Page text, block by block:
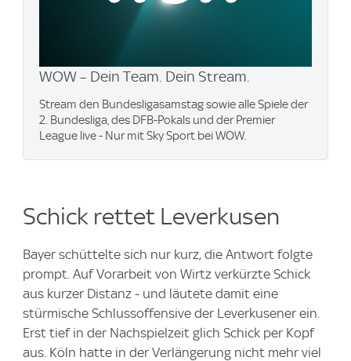
WOW – Dein Team. Dein Stream.
Stream den Bundesligasamstag sowie alle Spiele der
2. Bundesliga, des DFB-Pokals und der Premier
League live - Nur mit Sky Sport bei WOW.
Schick rettet Leverkusen
Bayer schüttelte sich nur kurz, die Antwort folgte
prompt. Auf Vorarbeit von Wirtz verkürzte Schick
aus kurzer Distanz - und läutete damit eine
stürmische Schlussoffensive der Leverkusener ein.
Erst tief in der Nachspielzeit glich Schick per Kopf
aus. Köln hatte in der Verlängerung nicht mehr viel